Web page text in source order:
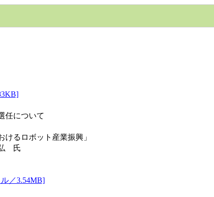
任について
るロボット産業振興」
氏
／3.54MB]